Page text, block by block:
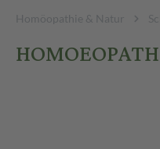
Homöopathie & Natur